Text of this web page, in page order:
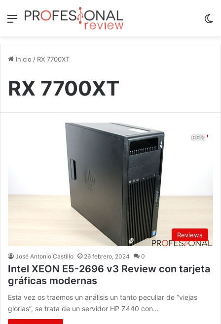
Menú
Inicio / RX 7700XT
RX 7700XT
Reviews
José Antonio Castillo 26 febrero, 2024 0
Intel XEON E5-2696 v3 Review con tarjeta
gráficas modernas
Esta vez os traemos un análisis un tanto peculiar de “viejas
glorias”, se trata de un servidor HP Z440 con…